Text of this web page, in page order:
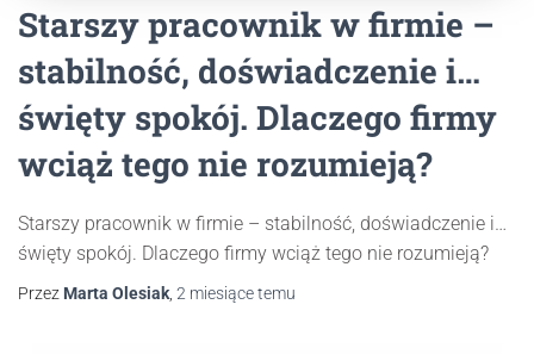
Starszy pracownik w firmie –
stabilność, doświadczenie i…
święty spokój. Dlaczego firmy
wciąż tego nie rozumieją?
Starszy pracownik w firmie – stabilność, doświadczenie i…
święty spokój. Dlaczego firmy wciąż tego nie rozumieją?
Przez Marta Olesiak, 2 miesiącetemu